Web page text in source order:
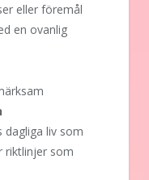
eller föremål
en ovanlig
dagliga liv som
riktlinjer som